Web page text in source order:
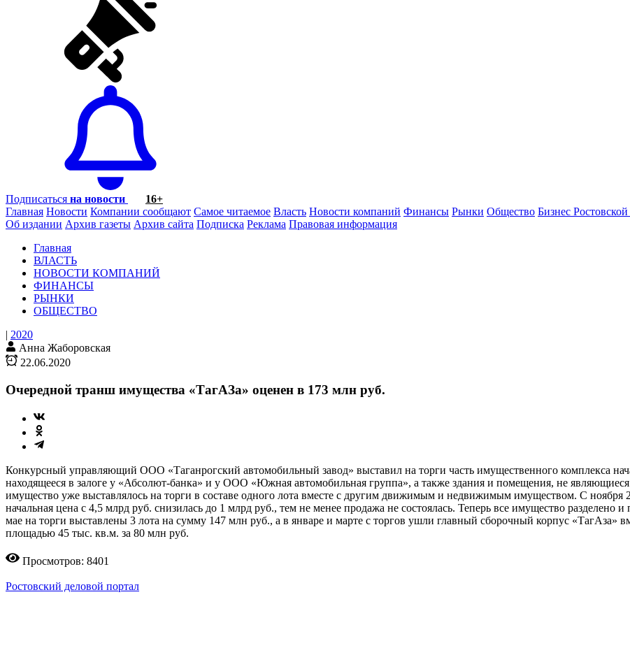
Подписаться на новости
16+
Главная Новости Компании сообщают Самое читаемое Власть Новости компаний Финансы Рынки Общество Бизнес
Об издании Архив газеты Архив сайта Подписка Реклама Правовая информация
Главная
ВЛАСТЬ
НОВОСТИ КОМПАНИЙ
ФИНАНСЫ
РЫНКИ
ОБЩЕСТВО
| 2020
Анна Жаборовская
22.06.2020
Очередной транш имущества «ТагАЗа» оценен в 173 млн руб.
Конкурсный управляющий ООО «Таганрогский автомобильный завод» выставил на торги часть имущественного комплекса
находящееся в залоге у «Абсолют-банка» и у ООО «Южная автомобильная группа», а также здания и помещения, не
имущество уже выставлялось на торги в составе одного лота вместе с другим движимым и недвижимым имуществом. С ноября
начальная цена с 4,5 млрд руб. снизилась до 1 млрд руб., тем не менее продажа не состоялась. Теперь все имущество разделено
мае на торги выставлены 3 лота на сумму 147 млн руб., а в январе и марте с торгов ушли главный сборочный корпус «ТагАза»
площадью 45 тыс. кв.м. за 80 млн руб.
Просмотров: 8401
Ростовский деловой портал